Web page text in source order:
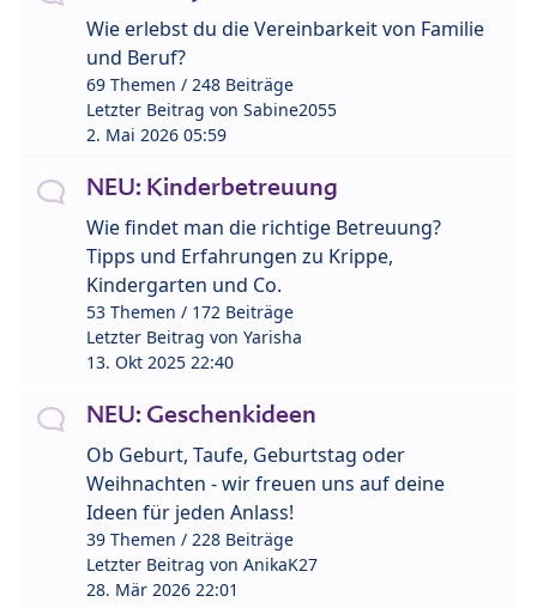
Wie erlebst du die Vereinbarkeit von Familie
und Beruf?
69 Themen / 248 Beiträge
Letzter Beitrag von Sabine2055
2. Mai 2026 05:59
NEU: Kinderbetreuung
Wie findet man die richtige Betreuung?
Tipps und Erfahrungen zu Krippe,
Kindergarten und Co.
53 Themen / 172 Beiträge
Letzter Beitrag von Yarisha
13. Okt 2025 22:40
NEU: Geschenkideen
Ob Geburt, Taufe, Geburtstag oder
Weihnachten - wir freuen uns auf deine
Ideen für jeden Anlass!
39 Themen / 228 Beiträge
Letzter Beitrag von AnikaK27
28. Mär 2026 22:01